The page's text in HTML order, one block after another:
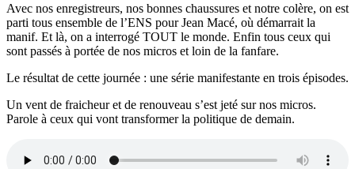
Avec nos enregistreurs, nos bonnes chaussures et notre colère, on est
parti tous ensemble de l’ENS pour Jean Macé, où démarrait la
manif. Et là, on a interrogé TOUT le monde. Enfin tous ceux qui
sont passés à portée de nos micros et loin de la fanfare.
Le résultat de cette journée : une série manifestante en trois épisodes.
Un vent de fraicheur et de renouveau s’est jeté sur nos micros.
Parole à ceux qui vont transformer la politique de demain.